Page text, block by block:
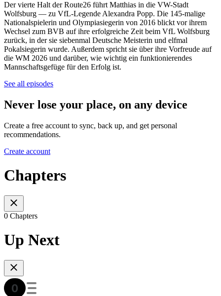
Der vierte Halt der Route26 führt Matthias in die VW-Stadt
Wolfsburg — zu VfL-Legende Alexandra Popp. Die 145-malige
Nationalspielerin und Olympiasiegerin von 2016 blickt vor ihrem
Wechsel zum BVB auf ihre erfolgreiche Zeit beim VfL Wolfsburg
zurück, in der sie siebenmal Deutsche Meisterin und elfmal
Pokalsiegerin wurde. Außerdem spricht sie über ihre Vorfreude auf
die WM 2026 und darüber, wie wichtig ein funktionierendes
Mannschaftsgefüge für den Erfolg ist.
See all episodes
Never lose your place, on any device
Create a free account to sync, back up, and get personal
recommendations.
Create account
Chapters
0 Chapters
Up Next